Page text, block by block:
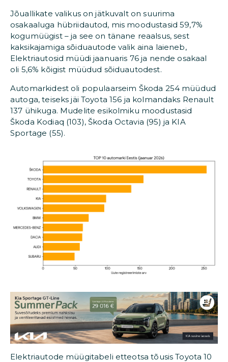
Jõuallikate valikus on jätkuvalt on suurima
osakaaluga hübriidautod, mis moodustasid 59,7%
kogumüügist – ja see on tänane reaalsus, sest
kaksikajamiga sõiduautode valik aina laieneb,
Elektriautosid müüdi jaanuaris 76 ja nende osakaal
oli 5,6% kõigist müüdud sõiduautodest.
Automarkidest oli populaarseim Škoda 254 müüdud
autoga, teiseks jäi Toyota 156 ja kolmandaks Renault
137 ühikuga. Mudelite esikolmiku moodustasid
Škoda Kodiaq (103), Škoda Octavia (95) ja KIA
Sportage (55).
Elektriautode müügitabeli etteotsa tõusis Toyota 10